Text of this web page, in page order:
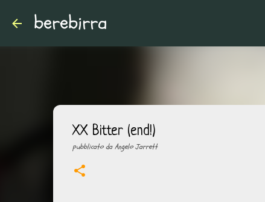
berebirra
XX Bitter (end!)
pubblicato daAngelo Jarrett